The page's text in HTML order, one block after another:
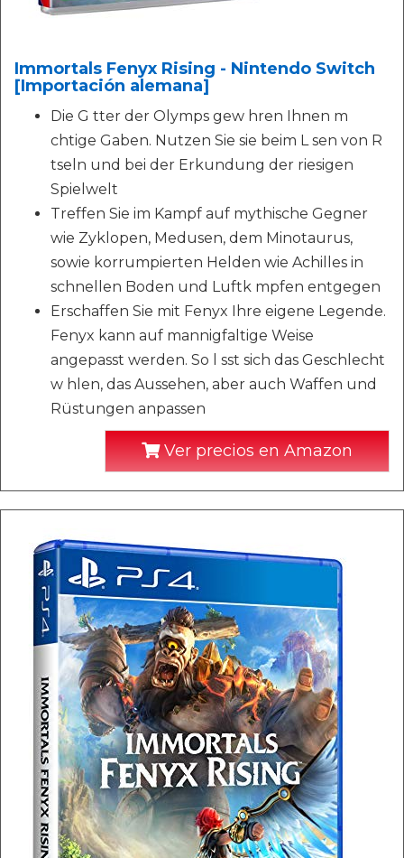
Immortals Fenyx Rising - Nintendo Switch
[Importación alemana]
Die G tter der Olymps gew hren Ihnen m
chtige Gaben. Nutzen Sie sie beim L sen von R
tseln und bei der Erkundung der riesigen
Spielwelt
Treffen Sie im Kampf auf mythische Gegner
wie Zyklopen, Medusen, dem Minotaurus,
sowie korrumpierten Helden wie Achilles in
schnellen Boden und Luftk mpfen entgegen
Erschaffen Sie mit Fenyx Ihre eigene Legende.
Fenyx kann auf mannigfaltige Weise
angepasst werden. So l sst sich das Geschlecht
w hlen, das Aussehen, aber auch Waffen und
Rüstungen anpassen
Ver precios en Amazon